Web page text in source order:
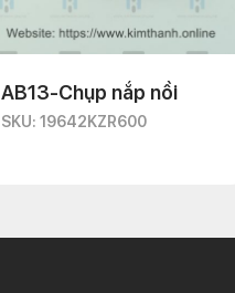
AB13-Chụp nắp nồi
SKU: 19642KZR600